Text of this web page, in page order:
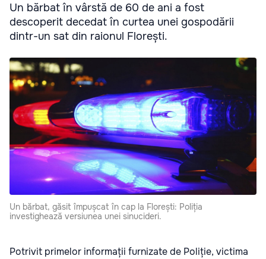
Un bărbat în vârstă de 60 de ani a fost
descoperit decedat în curtea unei gospodării
dintr-un sat din raionul Florești.
Un bărbat, găsit împușcat în cap la Florești: Poliția
investighează versiunea unei sinucideri.
Potrivit primelor informații furnizate de Poliție, victima